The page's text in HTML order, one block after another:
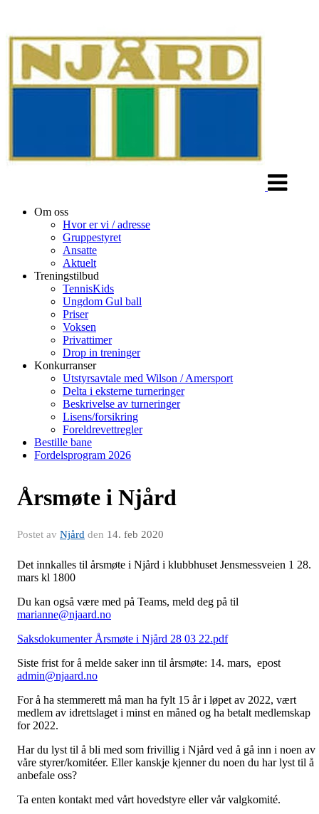
Om oss
Hvor er vi / adresse
Gruppestyret
Ansatte
Aktuelt
Treningstilbud
TennisKids
Ungdom Gul ball
Priser
Voksen
Privattimer
Drop in treninger
Konkurranser
Utstyrsavtale med Wilson / Amersport
Delta i eksterne turneringer
Beskrivelse av turneringer
Lisens/forsikring
Foreldrevettregler
Bestille bane
Fordelsprogram 2026
Årsmøte i Njård
Postet av Njård den 14. feb 2020
Det innkalles til årsmøte i Njård i klubbhuset Jensmessveien 1 28.
mars kl 1800
Du kan også være med på Teams, meld deg på til
marianne@njaard.no
Saksdokumenter Årsmøte i Njård 28 03 22.pdf
Siste frist for å melde saker inn til årsmøte: 14. mars, epost
admin@njaard.no
For å ha stemmerett må man ha fylt 15 år i løpet av 2022, vært
medlem av idrettslaget i minst en måned og ha betalt medlemskap
for 2022.
Har du lyst til å bli med som frivillig i Njård ved å gå inn i noen av
våre styrer/komitéer. Eller kanskje kjenner du noen du har lyst til å
anbefale oss?
Ta enten kontakt med vårt hovedstyre eller vår valgkomité.